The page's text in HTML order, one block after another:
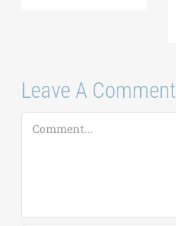
Leave A Comment
Comment